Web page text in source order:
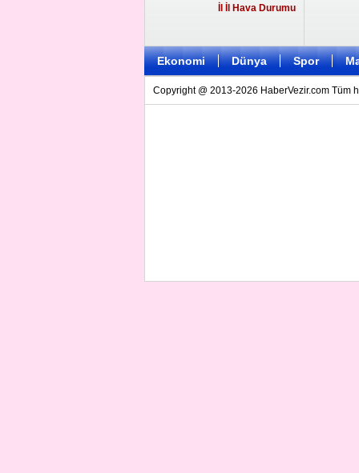
İl İl Hava Durumu
Ekonomi Dünya Spor
Copyright @ 2013-2026 HaberVezir.com Tüm